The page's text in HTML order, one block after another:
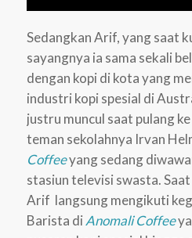
Sedangkan Arif, yang saat
sayangnya ia sama sekali
dengan kopi di kota yang
industri kopi spesial di
justru muncul saat pulang
teman sekolahnya Irvan
Coffeeyang sedang
stasiun televisi swasta.
Arif langsung mengikuti
Barista diAnomali Coffee